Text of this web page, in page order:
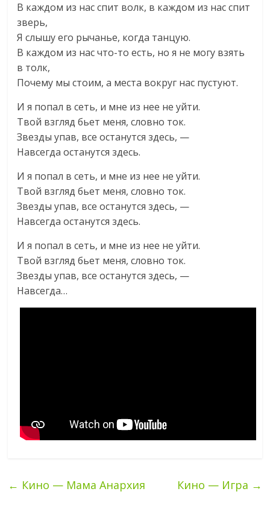
В каждом из нас спит волк, в каждом из нас спит
зверь,
Я слышу его рычанье, когда танцую.
В каждом из нас что-то есть, но я не могу взять
в толк,
Почему мы стоим, а места вокруг нас пустуют.
И я попал в сеть, и мне из нее не уйти.
Твой взгляд бьет меня, словно ток.
Звезды упав, все останутся здесь, —
Навсегда останутся здесь.
И я попал в сеть, и мне из нее не уйти.
Твой взгляд бьет меня, словно ток.
Звезды упав, все останутся здесь, —
Навсегда останутся здесь.
И я попал в сеть, и мне из нее не уйти.
Твой взгляд бьет меня, словно ток.
Звезды упав, все останутся здесь, —
Навсегда…
← Кино — Мама Анархия Кино — Игра →